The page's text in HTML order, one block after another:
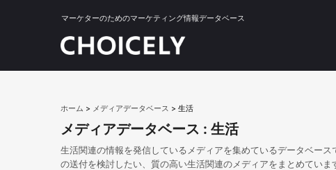
マーケターのためのマーケティング情報データベース
ホーム > メディアデータベース > 生活
メディアデータベース : 生活
生活関連の情報を発信しているメディアを集めているデータベース
の送付を検討したい、質の高い生活関連のメディアをまとめていま